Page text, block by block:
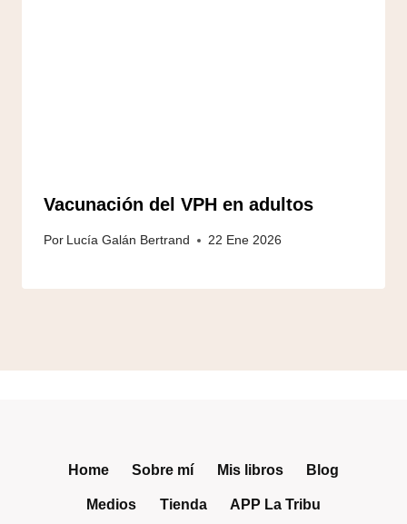
Vacunación del VPH en adultos
Por Lucía Galán Bertrand 22 Ene 2026
Home Sobre mí Mis libros Blog
Medios Tienda APP La Tribu